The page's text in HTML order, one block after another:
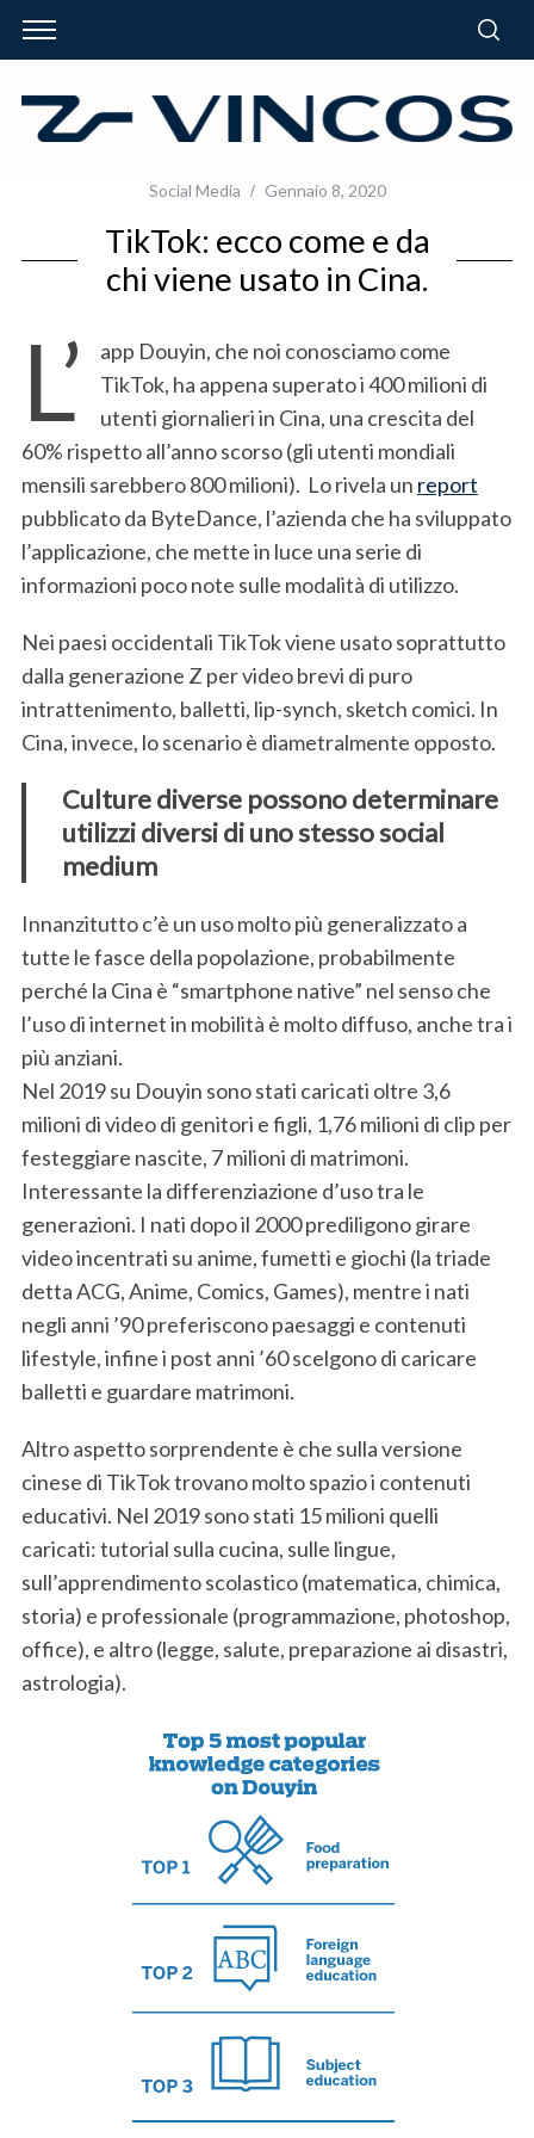
Social Media Gennaio 8, 2020
TikTok: ecco come e da
chi viene usato in Cina.
L’
app Douyin, che noi conosciamo come
TikTok, ha appena superato i 400 milioni di
utenti giornalieri in Cina, una crescita del
60% rispetto all’anno scorso (gli utenti mondiali
mensili sarebbero 800 milioni). Lo rivela un report
pubblicato da ByteDance, l’azienda che ha sviluppato
l’applicazione, che mette in luce una serie di
informazioni poco note sulle modalità di utilizzo.
Nei paesi occidentali TikTok viene usato soprattutto
dalla generazione Z per video brevi di puro
intrattenimento, balletti, lip-synch, sketch comici. In
Cina, invece, lo scenario è diametralmente opposto.
Culture diverse possono determinare
utilizzi diversi di uno stesso social
medium
Innanzitutto c’è un uso molto più generalizzato a
tutte le fasce della popolazione, probabilmente
perché la Cina è “smartphone native” nel senso che
l’uso di internet in mobilità è molto diffuso, anche tra i
più anziani.
Nel 2019 su Douyin sono stati caricati oltre 3,6
milioni di video di genitori e figli, 1,76 milioni di clip per
festeggiare nascite, 7 milioni di matrimoni.
Interessante la differenziazione d’uso tra le
generazioni. I nati dopo il 2000 prediligono girare
video incentrati su anime, fumetti e giochi (la triade
detta ACG, Anime, Comics, Games), mentre i nati
negli anni ’90 preferiscono paesaggi e contenuti
lifestyle, infine i post anni ’60 scelgono di caricare
balletti e guardare matrimoni.
Altro aspetto sorprendente è che sulla versione
cinese di TikTok trovano molto spazio i contenuti
educativi. Nel 2019 sono stati 15 milioni quelli
caricati: tutorial sulla cucina, sulle lingue,
sull’apprendimento scolastico (matematica, chimica,
storia) e professionale (programmazione, photoshop,
office), e altro (legge, salute, preparazione ai disastri,
astrologia).